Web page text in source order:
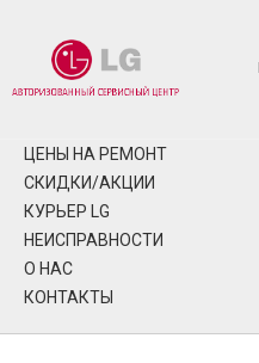
ЦЕНЫ НА РЕМОНТ
СКИДКИ/АКЦИИ
КУРЬЕР LG
НЕИСПРАВНОСТИ
О НАС
КОНТАКТЫ